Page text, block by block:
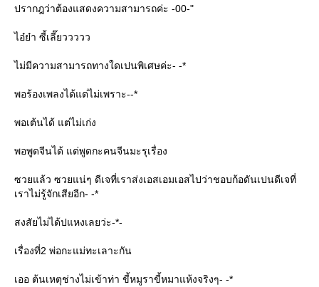
ปรากฎว่าต้องแสดงความสามารถค่ะ -00-"
ไอ๋ย๋า ซี้เลี๊ยววววว
ไม่มีความสามารถทางใดเปนพิเศษค่ะ- -*
พอร้องเพลงได้แต่ไม่เพราะ--*
พอเต้นได้ แต่ไม่เก่ง
พอพูดจีนได้ แต่พูดกะคนจีนมะรุเรื่อง
ซวยแล้ว ซวยแน่ๆ ดีเจที่เราส่งเอสเอมเอสไปว่าชอบก้อดันเปนดีเจที่
เราไม่รู้จักเสียอีก- -*
สงสัยไม่ได้ปแหงเลยว่ะ-*-
เรื่องที่2 พ่อกะแม่ทะเลาะกัน
เออ ต้นเหตุช่างไม่เข้าท่า ขี้หมูราขี้หมาแห้งจริงๆ- -*